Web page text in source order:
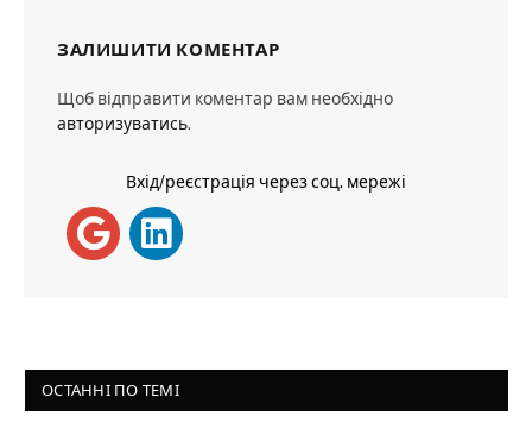
ЗАЛИШИТИ КОМЕНТАР
Щоб відправити коментар вам необхідно
авторизуватись.
Вхід/реєстрація через соц. мережі
ОСТАННІ ПО ТЕМІ